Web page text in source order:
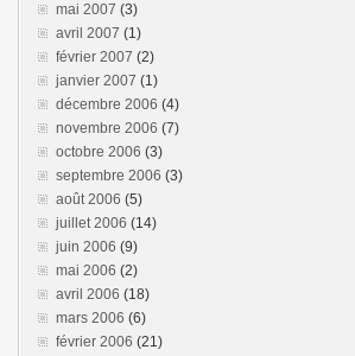
mai 2007 (3)
avril 2007 (1)
février 2007 (2)
janvier 2007 (1)
décembre 2006 (4)
novembre 2006 (7)
octobre 2006 (3)
septembre 2006 (3)
août 2006 (5)
juillet 2006 (14)
juin 2006 (9)
mai 2006 (2)
avril 2006 (18)
mars 2006 (6)
février 2006 (21)